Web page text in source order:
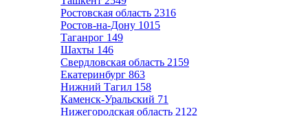
Ростовская область 2316
Ростов-на-Дону 1015
Таганрог 149
Шахты 146
Свердловская область 2159
Екатеринбург 863
Нижний Тагил 158
Каменск-Уральский 71
Нижегородская область 2122